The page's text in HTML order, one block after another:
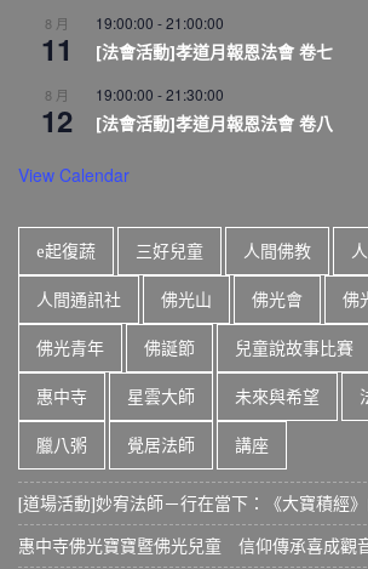
8 月
11
19:00:00 -21:00:00
[法會活動]孝道月報恩法會 卷七
8 月
12
19:00:00 -21:30:00
[法會活動]孝道月報恩法會 卷八
View Calendar
e起復蔬 三好兒童 人間佛教
人間通訊社 佛光山 佛光會 佛
佛光青年 佛誕節 兒童說故事比賽
惠中寺 星雲大師 未來與希望
臘八粥 覺居法師 講座
[道場活動]妙宥法師－行在當下：《大寶積經
惠中寺佛光寶寶暨佛光兒童 信仰傳承喜成觀